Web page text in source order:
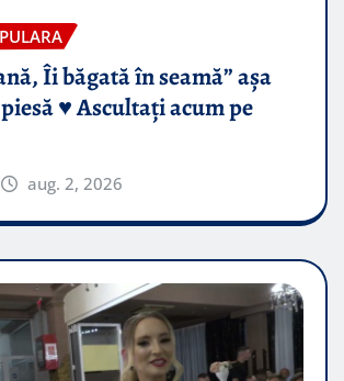
Îi băgată în seamă” așa
♥️ Ascultați acum pe
aug. 2, 2026